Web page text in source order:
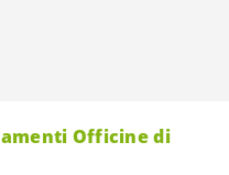
Officine di